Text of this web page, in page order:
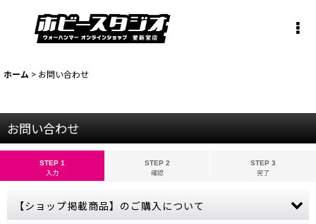
ホーム > お問い合わせ
お問い合わせ
STEP 1
入力
STEP 2
確認
STEP 3
完了
【ショップ掲載商品】のご購入について